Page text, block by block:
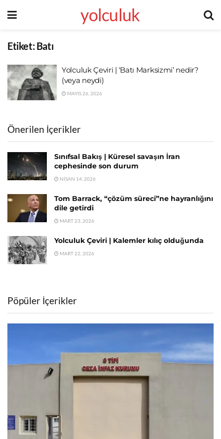
yolculuk
Etiket:Batı
Yolculuk Çeviri | ‘Batı Marksizmi’ nedir?
(veya neydi)
MAYIS 26, 2026
Önerilen İçerikler
Sınıfsal Bakış | Küresel savaşın İran
cephesinde son durum
NISAN 14, 2026
Tom Barrack, “çözüm süreci”ne hayranlığını
dile getirdi
MART 23, 2026
Yolculuk Çeviri | Kalemler kılıç olduğunda
MART 22, 2026
Pöpüler İçerikler